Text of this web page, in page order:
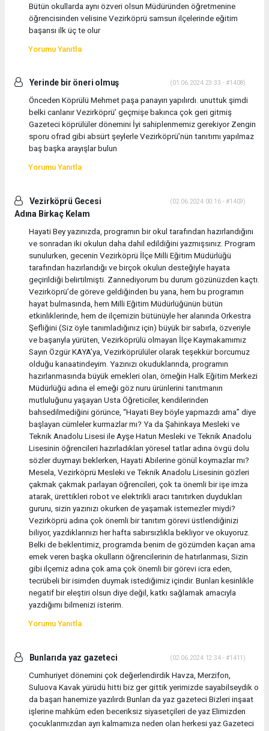
Bütün okullarda aynı özveri olsun Müdüründen öğretmenine
öğrencisinden velisine Vezirköprü samsun ilçelerinde eğitim
başarısı ilk üç te olur
Yorumu Yanıtla
Yerinde bir öneri olmuş (01.06.2024 23:33 - #1408)
Önceden Köprülü Mehmet paşa panayırı yapılırdı. unuttuk şimdi
belki canlanır Vezirköprü’ geçmişe bakınca çok geri gitmiş
Gazeteci köprülüler dönemini İyi sahiplenmemiz gerekiyor Zengin
sporu ofrad gibi absürt şeylerle Vezirköprü’nün tanıtımı yapılmaz
baş başka arayışlar bulun
Yorumu Yanıtla
Vezirköprü Gecesi
Adına Birkaç Kelam
(02.06.2024 00:16 - #1409)
Hayati Bey yazınızda, programın bir okul tarafından hazırlandığını
ve sonradan iki okulun daha dahil edildiğini yazmışsınız. Program
sunulurken, gecenin Vezirköprü İlçe Milli Eğitim Müdürlüğü
tarafından hazırlandığı ve birçok okulun desteğiyle hayata
geçirildiği belirtilmişti. Zannediyorum bu durum gözünüzden kaçtı.
Vezirköprü’de göreve geldiğinden bu yana, hem bu programın
hayat bulmasında, hem Milli Eğitim Müdürlüğünün bütün
etkinliklerinde, hem de ilçemizin bütünüyle her alanında Orkestra
Şefliğini (Siz öyle tanımladığınız için) büyük bir sabırla, özveriyle
ve başarıyla yürüten, Vezirköprülü olmayan İlçe Kaymakamımız
Sayın Özgür KAYA’ya, Vezirköprülüler olarak teşekkür borcumuz
olduğu kanaatindeyim. Yazınızı okuduklarında, programın
hazırlanmasında büyük emekleri olan, örneğin Halk Eğitim Merkezi
Müdürlüğü adına el emeği göz nuru ürünlerini tanıtmanın
mutluluğunu yaşayan Usta Öğreticiler, kendilerinden
bahsedilmediğini görünce, “Hayati Bey böyle yapmazdı ama” diye
başlayan cümleler kurmazlar mı? Ya da Şahinkaya Mesleki ve
Teknik Anadolu Lisesi ile Ayşe Hatun Mesleki ve Teknik Anadolu
Lisesinin öğrencileri hazırladıkları yöresel tatlar adına övgü dolu
sözler duymayı beklerken, Hayati Abilerine gönül koymazlar mı?
Mesela, Vezirköprü Mesleki ve Teknik Anadolu Lisesinin gözleri
çakmak çakmak parlayan öğrencileri, çok ta önemli bir işe imza
atarak, ürettikleri robot ve elektrikli aracı tanıtırken duydukları
gururu, sizin yazınızı okurken de yaşamak istemezler miydi?
Vezirköprü adına çok önemli bir tanıtım görevi üstlendiğinizi
biliyor, yazdıklarınızı her hafta sabırsızlıkla bekliyor ve okuyoruz.
Belki de beklentimiz, programda benim de gözümden kaçan ama
emek veren başka okulların öğrencilerinin de hatırlanması, Sizin
gibi ilçemiz adına çok ama çok önemli bir görevi icra eden,
tecrübeli bir isimden duymak istediğimiz içindir. Bunları kesinlikle
negatif bir eleştiri olsun diye değil, katkı sağlamak amacıyla
yazdığımı bilmenizi isterim.
Yorumu Yanıtla
Bunlarıda yaz gazeteci (02.06.2024 12:34 - #1411)
Cumhuriyet dönemini çok değerlendirdik Havza, Merzifon,
Suluova Kavak yürüdü hitti biz ger gittik yerimizde sayabilseydik o
da başarı hanemize yazılırdı Bunları da yaz gazeteci Bizleri inşaat
işlerine mahkûm eden beceriksiz siyasetçileri de yaz Elimizden
çocuklarımızdan ayrı kalmamıza neden olan herkesi yaz Gazeteci